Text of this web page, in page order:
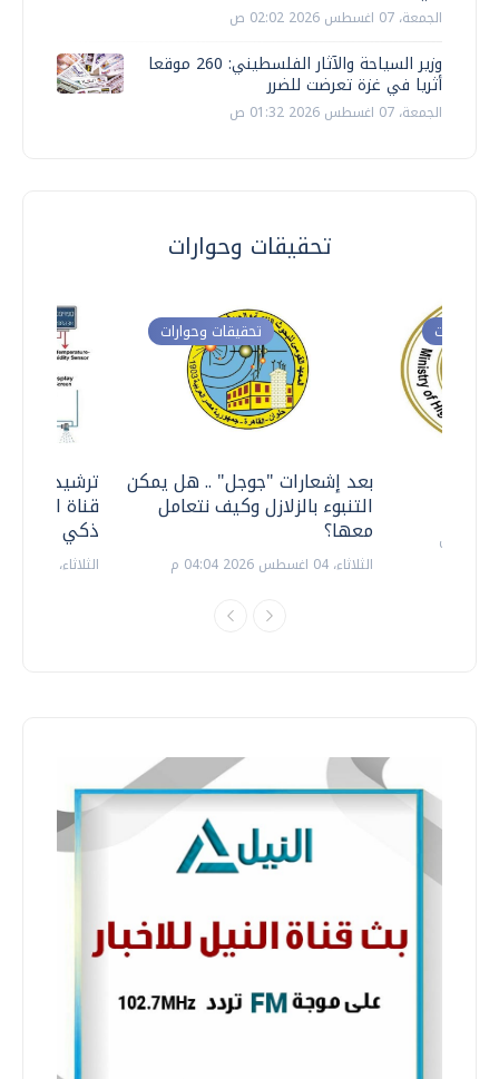
الجمعة، 07 اغسطس 2026 02:02 ص
وزير السياحة والآثار الفلسطيني: 260 موقعا
أثريا في غزة تعرضت للضرر
الجمعة، 07 اغسطس 2026 01:32 ص
تحقيقات وحوارات
ترشيدا
قناة
ذكي
الثلاثاء، 14 يوليو 2026 06:11 م
تحقيقات وحوارات
بعد إشعارات "جوجل" .. هل يمكن
التنبوء بالزلازل وكيف نتعامل
معها؟
الثلاثاء، 04 اغسطس 2026 04:04 م
وحوارات